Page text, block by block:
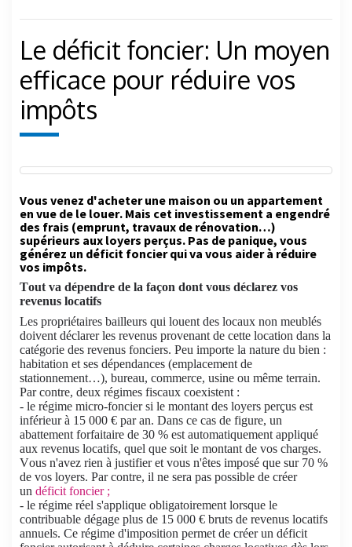
Le déficit foncier: Un moyen
efficace pour réduire vos
impôts
Vous venez d'acheter une maison ou un appartement
en vue de le louer. Mais cet investissement a engendré
des frais (emprunt, travaux de rénovation…)
supérieurs aux loyers perçus. Pas de panique, vous
générez un déficit foncier qui va vous aider à réduire
vos impôts.
Tout va dépendre de la façon dont vous déclarez vos
revenus locatifs
Les propriétaires bailleurs qui louent des locaux non meublés
doivent déclarer les revenus provenant de cette location dans la
catégorie des revenus fonciers. Peu importe la nature du bien :
habitation et ses dépendances (emplacement de
stationnement…), bureau, commerce, usine ou même terrain.
Par contre, deux régimes fiscaux coexistent :
- le régime micro-foncier si le montant des loyers perçus est
inférieur à 15 000 € par an. Dans ce cas de figure, un
abattement forfaitaire de 30 % est automatiquement appliqué
aux revenus locatifs, quel que soit le montant de vos charges.
Vous n'avez rien à justifier et vous n'êtes imposé que sur 70 %
de vos loyers. Par contre, il ne sera pas possible de créer
un déficit foncier ;
- le régime réel s'applique obligatoirement lorsque le
contribuable dégage plus de 15 000 € bruts de revenus locatifs
annuels. Ce régime d'imposition permet de créer un déficit